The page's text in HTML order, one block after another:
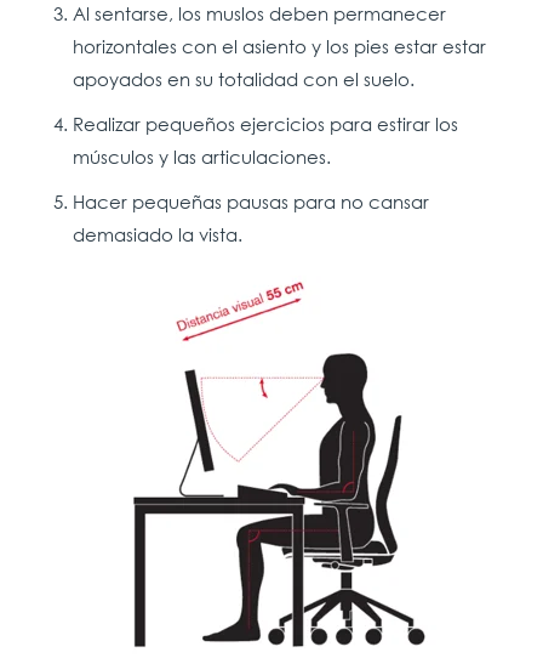
Al sentarse, los muslos deben permanecer
horizontales con el asiento y los pies estar estar
apoyados en su totalidad con el suelo.
Realizar pequeños ejercicios para estirar los
músculos y las articulaciones.
Hacer pequeñas pausas para no cansar
demasiado la vista.